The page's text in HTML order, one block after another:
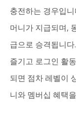
충전하는 경우입
머니가 지급되며,
급으로 승격됩니
즐기고 로그인 활
되면 점차 레벨이
니와 멤버십 혜택